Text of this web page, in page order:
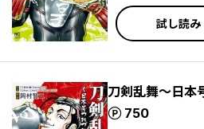
試し読み
刀剣乱舞～日本
750
ポイント